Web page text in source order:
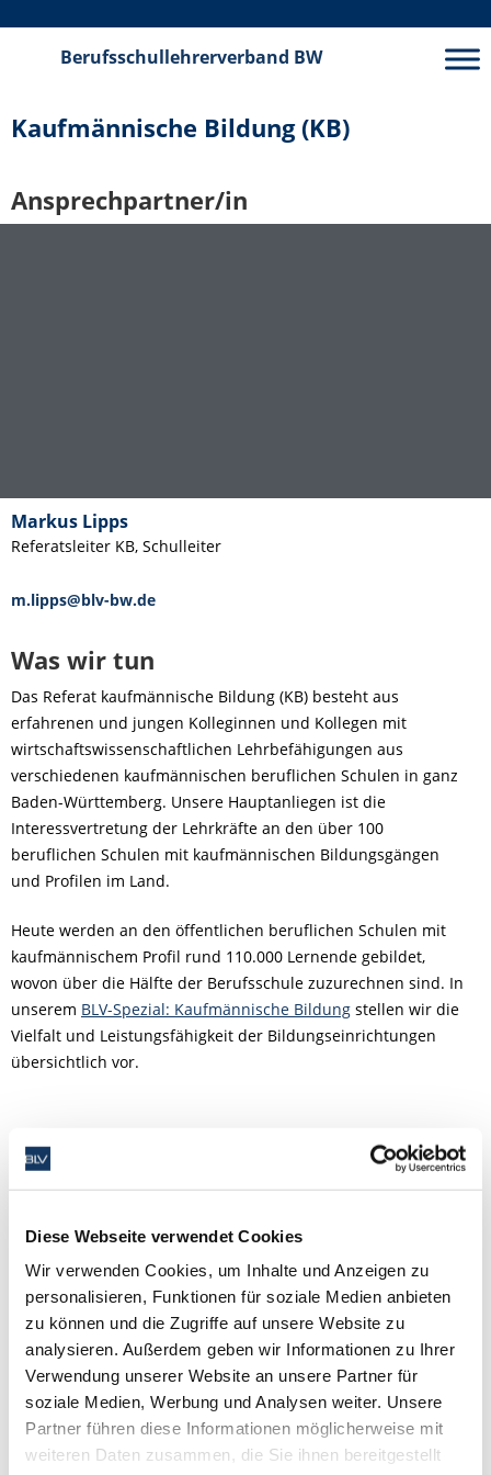
Diese Webseite verwendet Cookies
Wir verwenden Cookies, um Inhalte und Anzeigen zu
personalisieren, Funktionen für soziale Medien anbieten
zu können und die Zugriffe auf unsere Website zu
analysieren. Außerdem geben wir Informationen zu Ihrer
Verwendung unserer Website an unsere Partner für
soziale Medien, Werbung und Analysen weiter. Unsere
Partner führen diese Informationen möglicherweise mit
weiteren Daten zusammen, die Sie ihnen bereitgestellt
Berufsschullehrerverband BW
Kaufmännische Bildung (KB)
Was wir tun
Das Referat kaufmännische Bildung (KB) besteht aus
erfahrenen und jungen Kolleginnen und Kollegen mit
wirtschaftswissenschaftlichen Lehrbefähigungen aus
verschiedenen kaufmännischen beruflichen Schulen in ganz
Baden-Württemberg. Unsere Hauptanliegen ist die
Interessvertretung der Lehrkräfte an den über 100
beruflichen Schulen mit kaufmännischen Bildungsgängen
und Profilen im Land.
Heute werden an den öffentlichen beruflichen Schulen mit
kaufmännischem Profil rund 110.000 Lernende gebildet,
wovon über die Hälfte der Berufsschule zuzurechnen sind. In
unserem BLV-Spezial: Kaufmännische Bildung stellen wir die
Vielfalt und Leistungsfähigkeit der Bildungseinrichtungen
übersichtlich vor.
Ansprechpartner/in
Markus Lipps
Referatsleiter KB, Schulleiter
m.lipps@blv-bw.de
Aktivitäten und Neuigkeiten
Delegiertenversammlung in Ludwigsburg am 10. Februar 2023
Benjamin Starke von den rund 200 Delegierten zum neuen
Leiter des Referats kaufmännische Bildung gewählt. Der
kaufmännischen Bildung werden fast 4.000 BLV-Mitglieder (37
% des BLV) zugerechnet, die an über 100 Schulen unterrichten.
Benjamin Starke bedankte sich auf der
Delegiertenversammlung 2023 in Ludwigsburg für das große
Vertrauen, welches ihm zu seiner Wahl entgegengebracht
worden sei. Nun gelte es gemeinsam mit den Mitwirkenden im